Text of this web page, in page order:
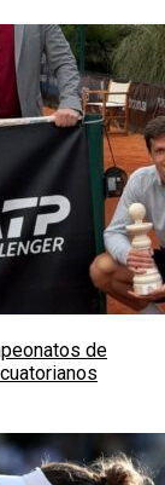
de